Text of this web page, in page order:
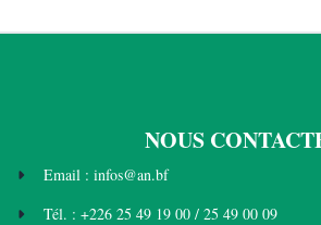
NOUS
Email : infos@an.bf
Tél. : +226 25 49 19 00 / 25 49 00 09